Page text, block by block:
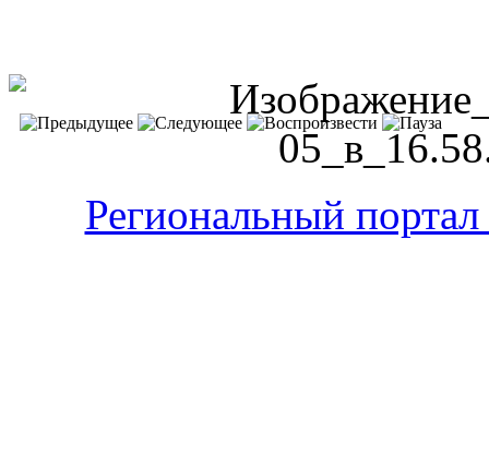
Региональный